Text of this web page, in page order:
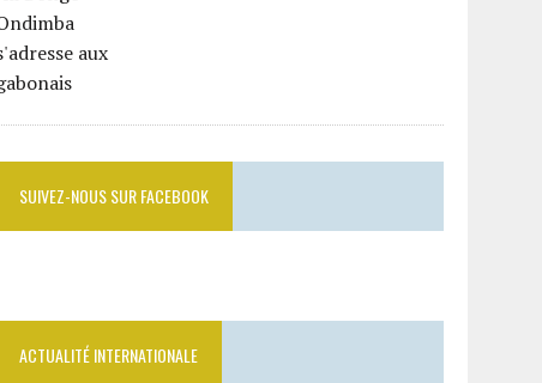
SUIVEZ-NOUS SUR FACEBOOK
ACTUALITÉ INTERNATIONALE